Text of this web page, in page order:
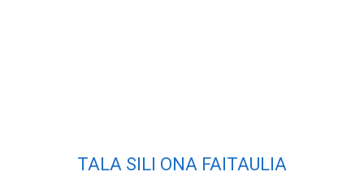
TALA SILI ONA FAITAULIA